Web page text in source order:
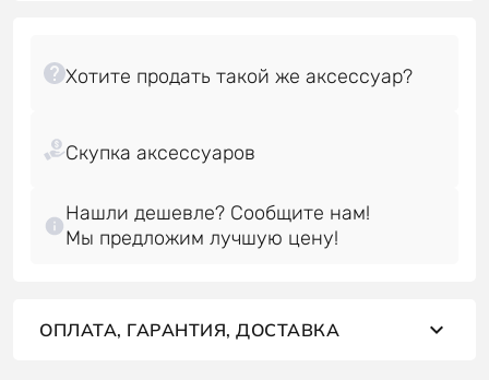
Нашли дешевле? Сообщите нам!
Мы предложим лучшую цену!
ОПЛАТА, ГАРАНТИЯ, ДОСТАВКА